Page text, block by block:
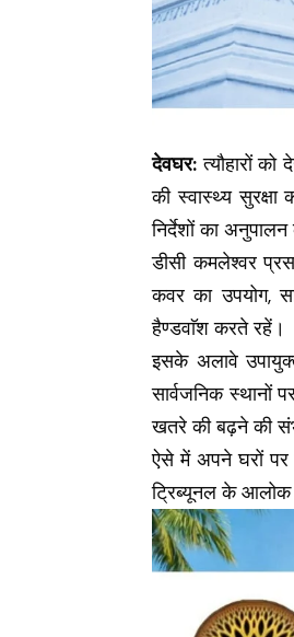
देवघर: त्यौहारों
की स्वास्थ्य
निर्देशों का
डीसी कमलेश्वर
कवर का उपयोग,
हैण्डवाॅश करते रहें।
इसके अलावे
सार्वजनिक स्थानों
खतरे की बढ़ने की
ऐसे में अपने घरों पर
ट्रिब्यूनल के आलोक